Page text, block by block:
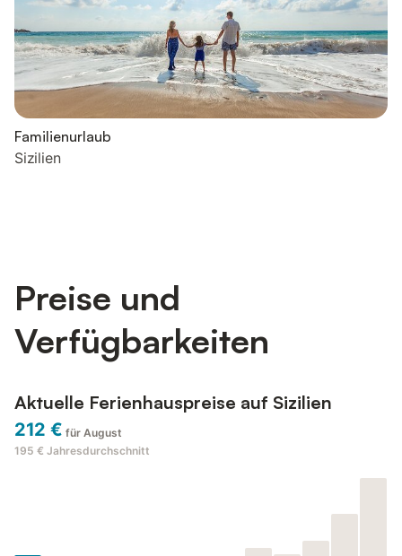
Familienurlaub
Sizilien
Preise und
Verfügbarkeiten
Aktuelle Ferienhauspreise auf Sizilien
212 € für August
195 € Jahresdurchschnitt